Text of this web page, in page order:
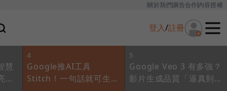
關於我們廣告合作內容授權
登入/註冊
慧
4
Google推AI工具
Stitch！一句話就可生成
5
Google Veo 3 有多強？
影片生成品質「逼真到令